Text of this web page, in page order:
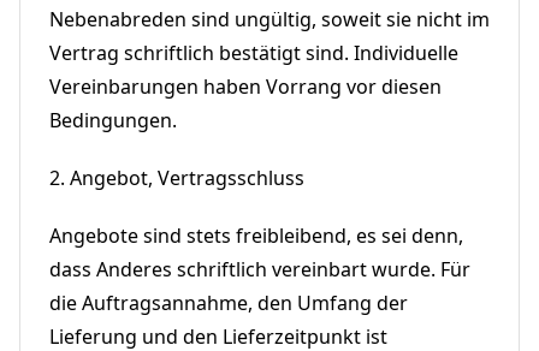
Nebenabreden sind ungültig, soweit sie nicht im
Vertrag schriftlich bestätigt sind. Individuelle
Vereinbarungen haben Vorrang vor diesen
Bedingungen.
2. Angebot, Vertragsschluss
Angebote sind stets freibleibend, es sei denn,
dass Anderes schriftlich vereinbart wurde. Für
die Auftragsannahme, den Umfang der
Lieferung und den Lieferzeitpunkt ist